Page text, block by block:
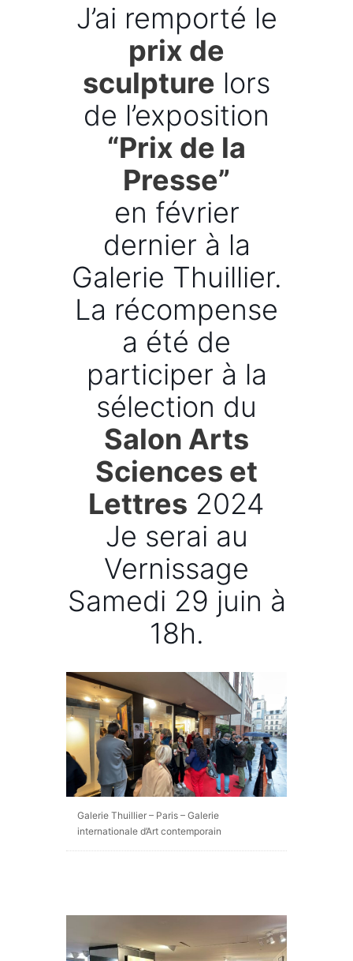
J’ai remporté le
prix de
sculpture lors
de l’exposition
“Prix de la
Presse”
en février
dernier à la
Galerie Thuillier.
La récompense
a été de
participer à la
sélection du
Salon Arts
Sciences et
Lettres 2024
Je serai au
Vernissage
Samedi 29 juin à
18h.
Galerie Thuillier – Paris – Galerie
internationale d’Art contemporain